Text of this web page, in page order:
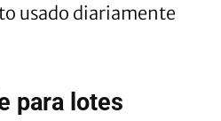
usado diariamente
para lotes